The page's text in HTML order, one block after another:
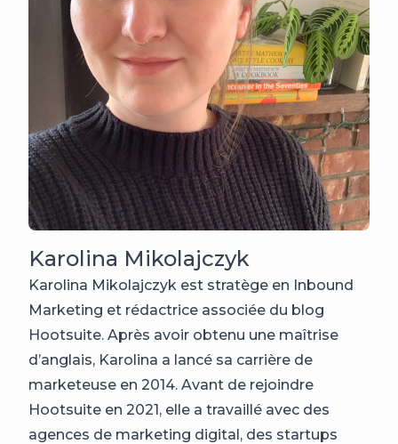
Karolina Mikolajczyk
Karolina Mikolajczyk est stratège en Inbound
Marketing et rédactrice associée du blog
Hootsuite. Après avoir obtenu une maîtrise
d’anglais, Karolina a lancé sa carrière de
marketeuse en 2014. Avant de rejoindre
Hootsuite en 2021, elle a travaillé avec des
agences de marketing digital, des startups